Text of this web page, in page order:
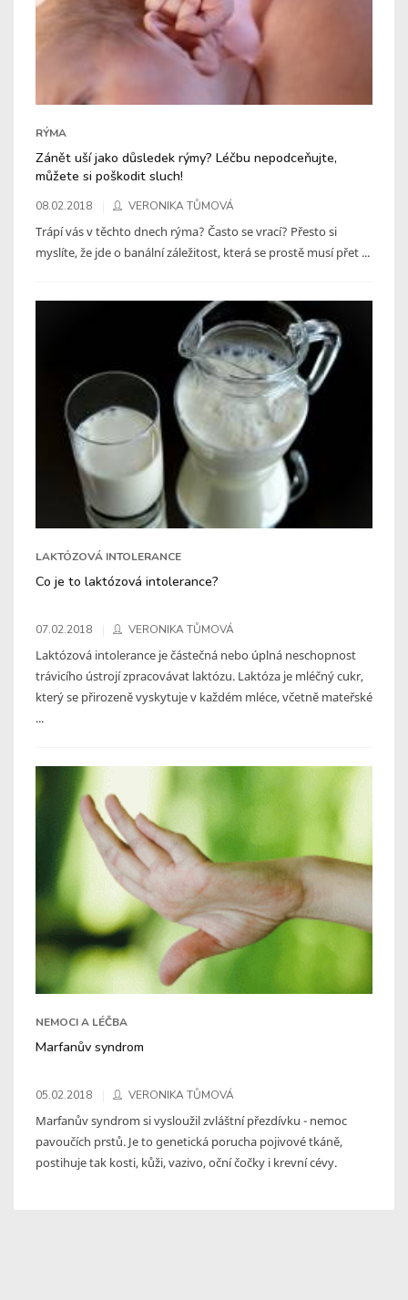
RÝMA
Zánět uší jako důsledek rýmy? Léčbu nepodceňujte,
můžete si poškodit sluch!
08.02.2018 VERONIKA TŮMOVÁ
Trápí vás v těchto dnech rýma? Často se vrací? Přesto si
myslíte, že jde o banální záležitost, která se prostě musí přet ...
LAKTÓZOVÁ INTOLERANCE
Co je to laktózová intolerance?
07.02.2018 VERONIKA TŮMOVÁ
Laktózová intolerance je částečná nebo úplná neschopnost
trávicího ústrojí zpracovávat laktózu. Laktóza je mléčný cukr,
který se přirozeně vyskytuje v každém mléce, včetně mateřské
...
NEMOCI A LÉČBA
Marfanův syndrom
05.02.2018 VERONIKA TŮMOVÁ
Marfanův syndrom si vysloužil zvláštní přezdívku - nemoc
pavoučích prstů. Je to genetická porucha pojivové tkáně,
postihuje tak kosti, kůži, vazivo, oční čočky i krevní cévy.